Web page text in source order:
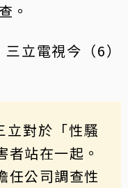
。
立電視今（6）
立對於「性騷
者站在一起。
任公司調查性